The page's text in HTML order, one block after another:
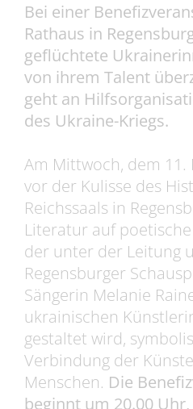
Bei einer
Rathaus in
geflüchtete
von ihrem Talent
geht an
des Ukraine-Kriegs.
Am Mittwoch, dem 11.
vor der Kulisse des
Reichssaals in
Literatur auf
der unter der Leitung
Regensburger
Sängerin Melanie
ukrainischen
gestaltet wird,
Verbindung der
Menschen. Die
beginnt um 20.00